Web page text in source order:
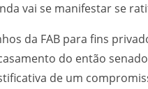
vai se manifestar se
da FAB para fins
do então
de um